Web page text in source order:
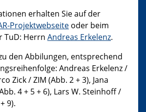
erhalten Sie auf der
Projektwebseite oder beim
TuD: Herrn Andreas Erkelenz.
den Abbilungen, entsprechend
Andreas Erkelenz /
Zick / ZIM (Abb. 2 + 3), Jana
4 + 5 + 6), Lars W. Steinhoff /
9).